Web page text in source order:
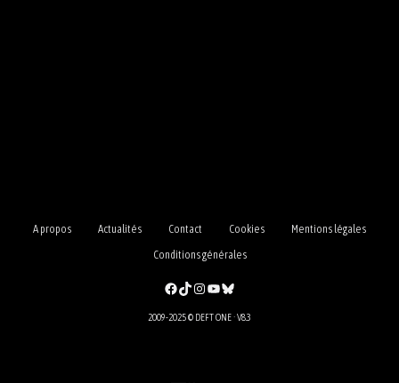
A propos Actualités Contact Cookies
Mentions légales
Conditions générales
Facebook
TikTok
Instagram
YouTube
Bluesky
2009-2025 © DEFT ONE · V8.3